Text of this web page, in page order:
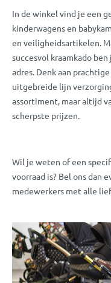
In de winkel vind je een
kinderwagens en
en veiligheidsartikelen.
succesvol kraamkado
adres. Denk aan
uitgebreide lijn
assortiment, maar altijd
scherpste prijzen.
Wil je weten of een
voorraad is? Bel ons dan
medewerkers met alle